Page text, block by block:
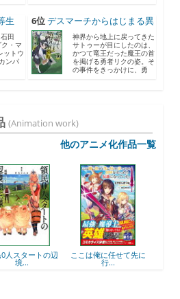
生
石田
・マ
ットウ
ンパ
6位デスマーチからはじまる異
世...
神界から地上に戻ってきた
サトゥーが目にしたのは、
かつて竜王だった魔王の首
を掲げる勇者リクの姿。そ
の事件をきっかけに、勇
(Animation work)
他のアニメ化作品一覧
ここは俺に任せて先に
行...
最強出涸らし皇子の暗
躍...